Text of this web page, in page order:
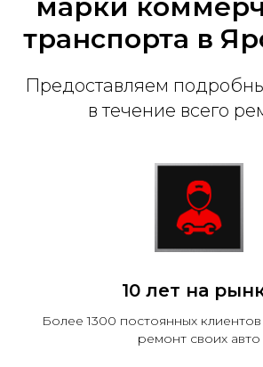
марки
транспорта в
Предоставляем
в течение всего
10 лет на
Более 1300 постоянных
ремонт своих авто